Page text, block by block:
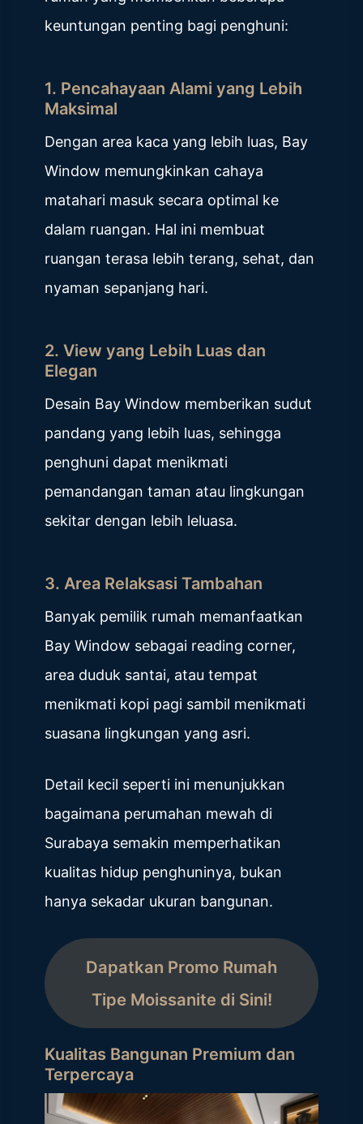
keuntungan penting bagi penghuni:
1. Pencahayaan Alami yang Lebih
Maksimal
Dengan area kaca yang lebih luas, Bay
Window memungkinkan cahaya
matahari masuk secara optimal ke
dalam ruangan. Hal ini membuat
ruangan terasa lebih terang, sehat, dan
nyaman sepanjang hari.
2. View yang Lebih Luas dan
Elegan
Desain Bay Window memberikan sudut
pandang yang lebih luas, sehingga
penghuni dapat menikmati
pemandangan taman atau lingkungan
sekitar dengan lebih leluasa.
3. Area Relaksasi Tambahan
Banyak pemilik rumah memanfaatkan
Bay Window sebagai reading corner,
area duduk santai, atau tempat
menikmati kopi pagi sambil menikmati
suasana lingkungan yang asri.
Detail kecil seperti ini menunjukkan
bagaimana perumahan mewah di
Surabaya semakin memperhatikan
kualitas hidup penghuninya, bukan
hanya sekadar ukuran bangunan.
Dapatkan Promo Rumah
Tipe Moissanite di Sini!
Kualitas Bangunan Premium dan
Terpercaya